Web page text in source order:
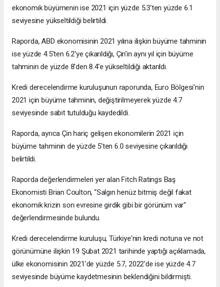
ekonomik büyümenin ise 2021 için yüzde 5.3’ten yüzde 6.1
seviyesine yükseltildiği belirtildi.
Raporda, ABD ekonomisinin 2021 yılına ilişkin büyüme tahminin
ise yüzde 4.5'ten 6.2'ye çıkarıldığı, Çin'in aynı yıl için büyüme
tahminin de yüzde 8'den 8.4'e yükseltildiği aktarıldı.
Kredi derecelendirme kuruluşunun raporunda, Euro Bölgesi'nin
2021 için büyüme tahminin, değiştirilmeyerek yüzde 4.7
seviyesinde sabit tutulduğu kaydedildi.
Raporda, ayrıca Çin hariç gelişen ekonomilerin 2021 için
büyüme tahminin de yüzde 5'ten 6.0 seviyesine çıkarıldığı
belirtildi.
Raporda değerlendirmeleri yer alan Fitch Ratings Baş
Ekonomisti Brian Coulton, "Salgın henüz bitmiş değil fakat
ekonomik krizin son evresine girdik gibi bir görünüm var"
değerlendirmesinde bulundu.
Kredi derecelendirme kuruluşu, Türkiye'nin kredi notuna ve not
görünümüne ilişkin 19 Şubat 2021 tarihinde yaptığı açıklamada,
ülke ekonomisinin 2021'de yüzde 5.7, 2022'de ise yüzde 4.7
seviyesinde büyüme kaydetmesinin beklendiğini bildirmişti.